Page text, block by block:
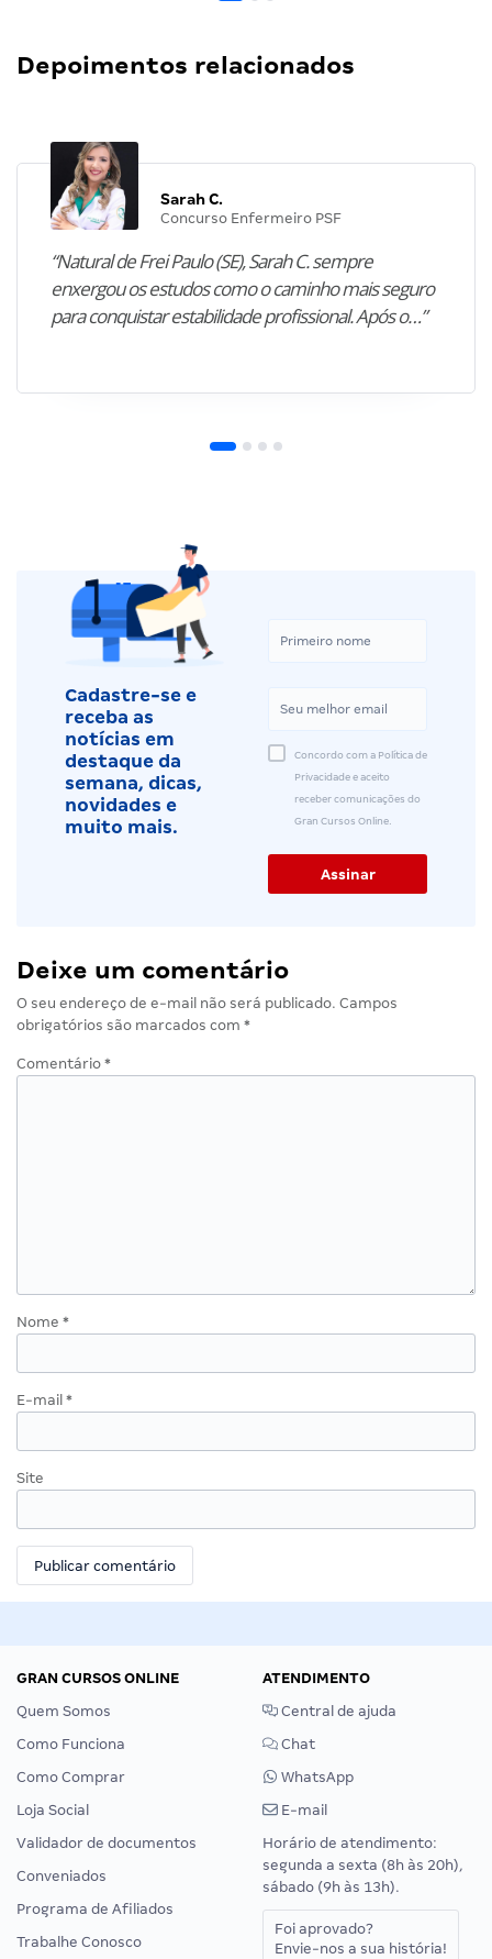
Depoimentos relacionados
Sarah C.
Concurso Enfermeiro PSF
“Natural de Frei Paulo (SE), Sarah C. sempre
enxergou os estudos como o caminho mais seguro
para conquistar estabilidade profissional. Após o…”
Cadastre-se e
receba as
notícias em
destaque da
semana, dicas,
novidades e
muito mais.
Concordo com a Política de
Privacidade e aceito
receber comunicações do
Gran Cursos Online.
Deixe um comentário
O seu endereço de e-mail não será publicado. Campos
obrigatórios são marcados com *
Comentário *
Nome *
E-mail *
Site
GRAN CURSOS ONLINE
Quem Somos
Como Funciona
Como Comprar
Loja Social
Validador de documentos
Conveniados
Programa de Afiliados
Trabalhe Conosco
ATENDIMENTO
Central de ajuda
Chat
WhatsApp
E-mail
Horário de atendimento:
segunda a sexta (8h às 20h),
sábado (9h às 13h).
Foi aprovado?
Envie-nos a sua história!